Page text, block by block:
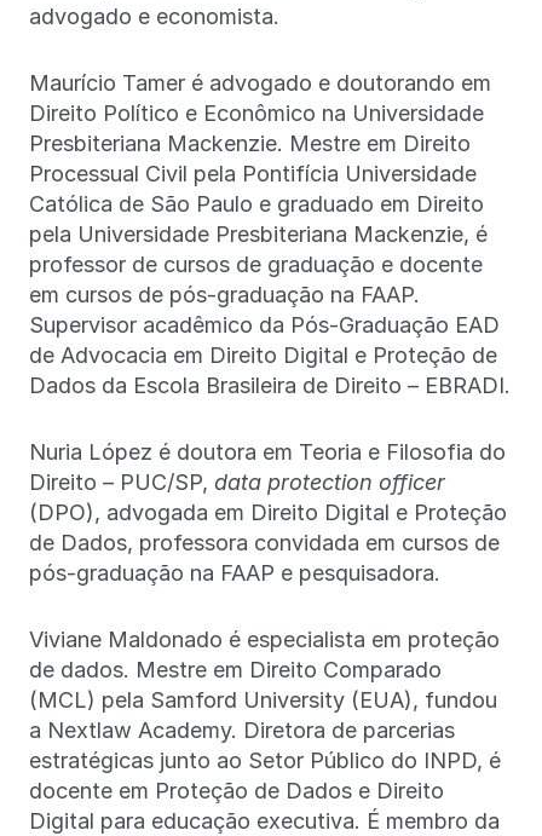
advogado e economista.
Maurício Tamer é advogado e doutorando em
Direito Político e Econômico na Universidade
Presbiteriana Mackenzie. Mestre em Direito
Processual Civil pela Pontifícia Universidade
Católica de São Paulo e graduado em Direito
pela Universidade Presbiteriana Mackenzie, é
professor de cursos de graduação e docente
em cursos de pós-graduação na FAAP.
Supervisor acadêmico da Pós-Graduação EAD
de Advocacia em Direito Digital e Proteção de
Dados da Escola Brasileira de Direito – EBRADI.
Nuria López é doutora em Teoria e Filosofia do
Direito – PUC/SP, data protection officer
(DPO), advogada em Direito Digital e Proteção
de Dados, professora convidada em cursos de
pós-graduação na FAAP e pesquisadora.
Viviane Maldonado é especialista em proteção
de dados. Mestre em Direito Comparado
(MCL) pela Samford University (EUA), fundou
a Nextlaw Academy. Diretora de parcerias
estratégicas junto ao Setor Público do INPD, é
docente em Proteção de Dados e Direito
Digital para educação executiva. É membro da